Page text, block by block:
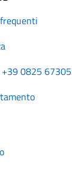
0825